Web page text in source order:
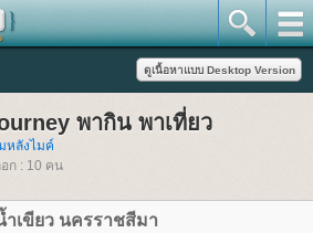
พากิน พาเที่ยว
หลังไมค์
ก : 10 คน
ำเขียว นครราชสีมา